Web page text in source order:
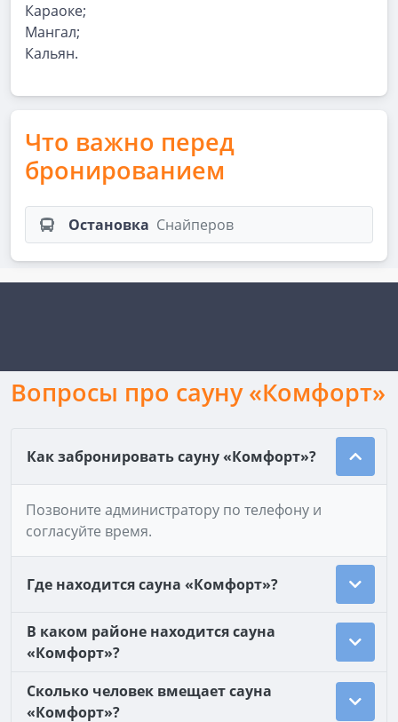
Караоке;
Мангал;
Кальян.
Что важно перед
бронированием
Остановка Снайперов
Вопросы про сауну «Комфорт»
Как забронировать сауну «Комфорт»?
Позвоните администратору по телефону и
согласуйте время.
Где находится сауна «Комфорт»?
В каком районе находится сауна
«Комфорт»?
Сколько человек вмещает сауна
«Комфорт»?